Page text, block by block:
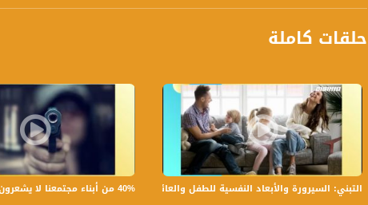
تسجيل حلقة 12-9 -2018 على قناة اليوتيوب الرسمية
برنامج #صباحنا_غير يأتيكم يومياً عدا السبت في تمام الساعة 09:00 صباحاً بتوقيت القدس
قناة مساواة الفضائية، صوت فلسطينيي الداخل - لاول مرة منذ ٧٠ عام
قناة مساواة الفضائية تبث عبر الحيّز الفضائي الفلسطيني PalSat وعلى مدار القمر NileSat من خلال التردد التالي :
Downlink frequency - الترد :
12645 MHZ
حلقات كاملة
40% من أبناء مجتمعنا لا يشعرون بالأمان في بلداتهم!،الكاملة،صباحنا غير،28.6.2019،قناة مساواة
التبني: السيرورة والأبعاد النفسية للطفل والعائلة،الكاملة،صباحنا غير،30.6.2019،قناة مساواة